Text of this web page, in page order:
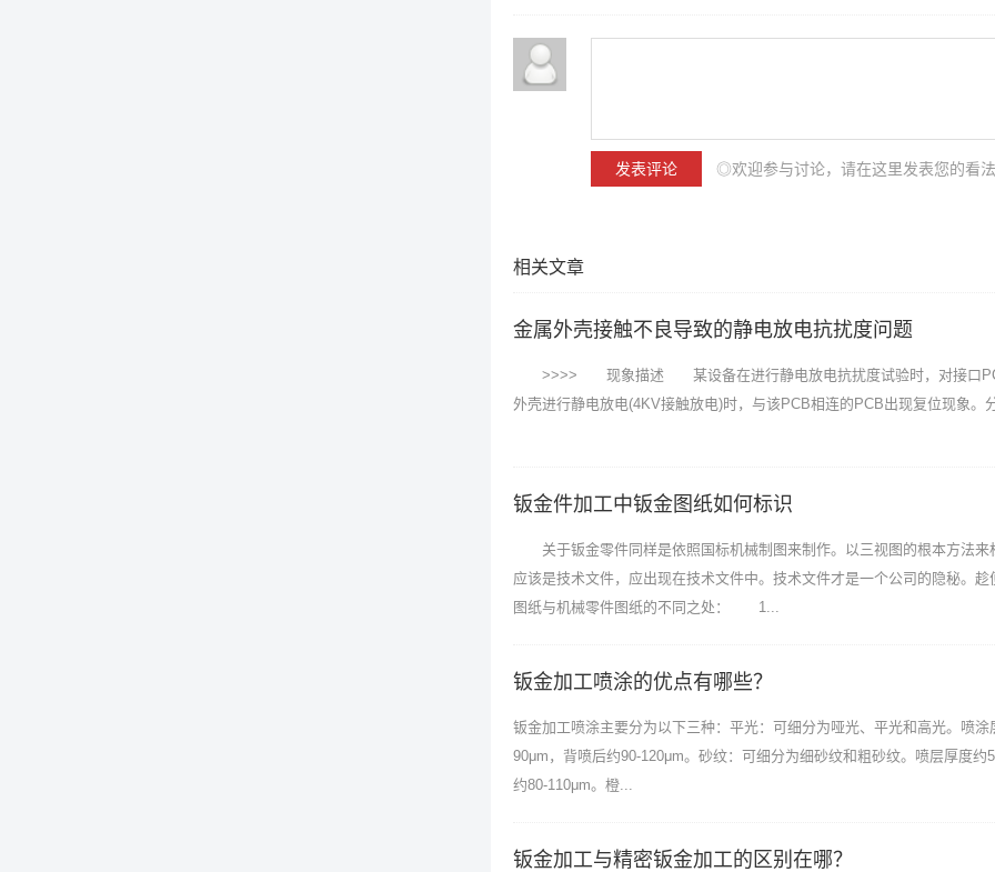
◎欢迎参与讨论，请在这里发表您的看
相关文章
金属外壳接触不良导致的静电放电抗扰度问题
>>>> 现象描述 某设备在进行静电放电抗扰度试验时，对接口
外壳进行静电放电(4KV接触放电)时，与该PCB相连的PCB出现复位现象。
钣金件加工中钣金图纸如何标识
关于钣金零件同样是依照国标机械制图来制作。以三视图的根本方法来
应该是技术文件，应出现在技术文件中。技术文件才是一个公司的隐秘。趁
图纸与机械零件图纸的不同之处： 1...
钣金加工喷涂的优点有哪些？
钣金加工喷涂主要分为以下三种：平光：可细分为哑光、平光和高光。喷涂
90μm，背喷后约90-120μm。砂纹：可细分为细砂纹和粗砂纹。喷层厚度约
约80-110μm。橙...
钣金加工与精密钣金加工的区别在哪？